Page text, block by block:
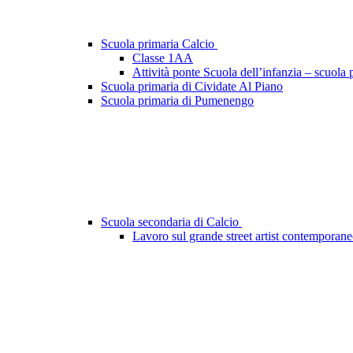
Scuola primaria Calcio
Classe 1AA
Attività ponte Scuola dell’infanzia –
Scuola primaria di Cividate Al Piano
Scuola primaria di Pumenengo
Scuola secondaria di Calcio
Lavoro sul grande street artist